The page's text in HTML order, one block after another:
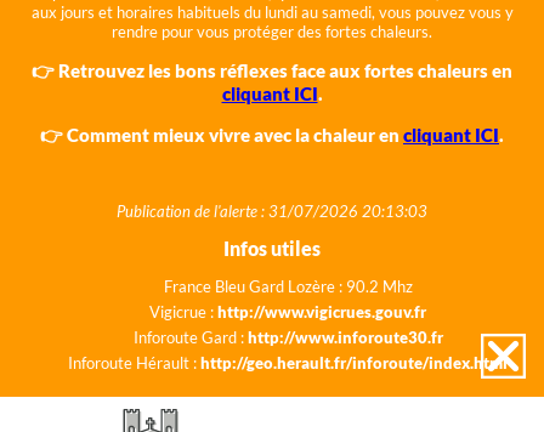
aux jours et horaires habituels du lundi au samedi, vous pouvez vous y
rendre pour vous protéger des fortes chaleurs.
👉 Retrouvez les bons réflexes face aux fortes chaleurs en
cliquant ICI.
👉 Comment mieux vivre avec la chaleur en cliquant ICI.
Publication de l'alerte : 31/07/2026 20:13:03
Infos utiles
France Bleu Gard Lozère : 90.2 Mhz
Vigicrue :http://www.vigicrues.gouv.fr
Inforoute Gard :http://www.inforoute30.fr
Inforoute Hérault :http://geo.herault.fr/inforoute/index.html